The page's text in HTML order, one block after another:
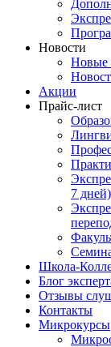
Новости
Новые
Акции
Прайс-лист
7 дней)
Школа-
Блог
Отзывы
Контакты
Микрокурсы